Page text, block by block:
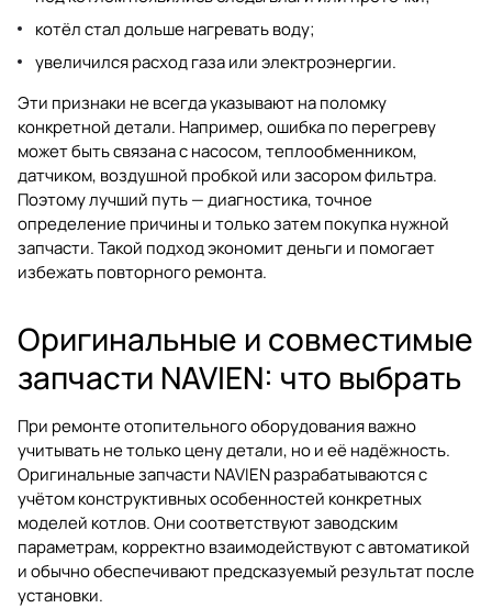
котёл стал дольше нагревать воду;
увеличился расход газа или электроэнергии.
Эти признаки не всегда указывают на поломку
конкретной детали. Например, ошибка по перегреву
может быть связана с насосом, теплообменником,
датчиком, воздушной пробкой или засором фильтра.
Поэтому лучший путь — диагностика, точное
определение причины и только затем покупка нужной
запчасти. Такой подход экономит деньги и помогает
избежать повторного ремонта.
Оригинальные и совместимые
запчасти NAVIEN: что выбрать
При ремонте отопительного оборудования важно
учитывать не только цену детали, но и её надёжность.
Оригинальные запчасти NAVIEN разрабатываются с
учётом конструктивных особенностей конкретных
моделей котлов. Они соответствуют заводским
параметрам, корректно взаимодействуют с автоматикой
и обычно обеспечивают предсказуемый результат после
установки.